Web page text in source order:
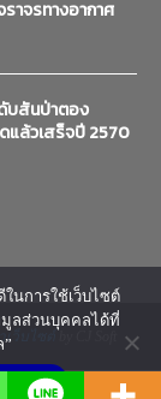
าจรทางอากาศ
บสันป่าตอง
แล้วเสร็จปี 2570
ว็บไซต์
นการใช้เว็บไซต์
มูลส่วนบุคคลได้ที่
นบุคคล